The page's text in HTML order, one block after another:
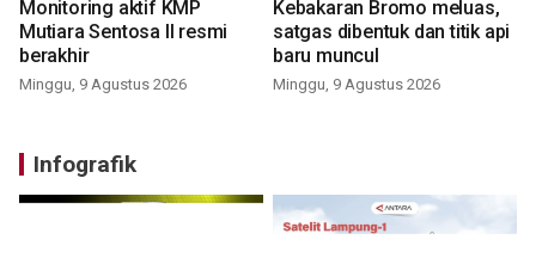
Monitoring aktif KMP
Mutiara Sentosa II resmi
berakhir
Minggu, 9 Agustus 2026
Kebakaran Bromo meluas,
satgas dibentuk dan titik api
baru muncul
Minggu, 9 Agustus 2026
Infografik